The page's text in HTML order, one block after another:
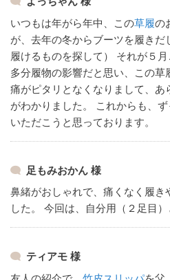
いつもは年がら年中、この草履の
が、去年の冬からブーツを履きだ
履けるものを探して）
それが５月
多分履物の影響だと思い、この草
痛がピタリとなくなりまして、あ
がわかりました。
これからも、
いただこうと思っております。
足もみおかん 様
鼻緒がおしゃれで、痛くなく履き
した。
今回は、自分用（２足目
ティアモ 様